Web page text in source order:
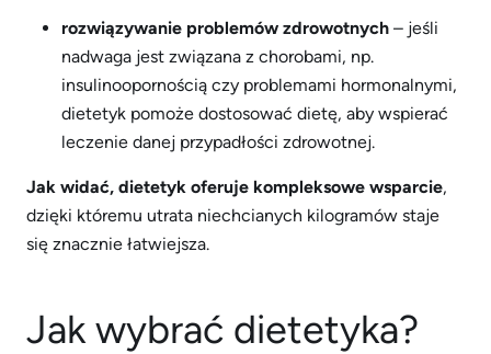
rozwiązywanie problemów zdrowotnych – jeśli
nadwaga jest związana z chorobami, np.
insulinoopornością czy problemami hormonalnymi,
dietetyk pomoże dostosować dietę, aby wspierać
leczenie danej przypadłości zdrowotnej.
Jak widać, dietetyk oferuje kompleksowe wsparcie,
dzięki któremu utrata niechcianych kilogramów staje
się znacznie łatwiejsza.
Jak wybrać dietetyka?